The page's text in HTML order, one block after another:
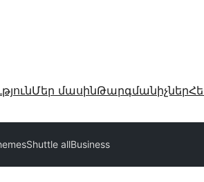
Մեր մասինԹարգմանիչներ
Shuttle allBusiness